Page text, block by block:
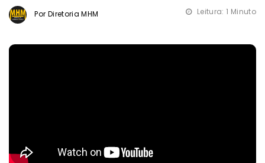
Por Diretoria MHM Leitura: 1 Minuto